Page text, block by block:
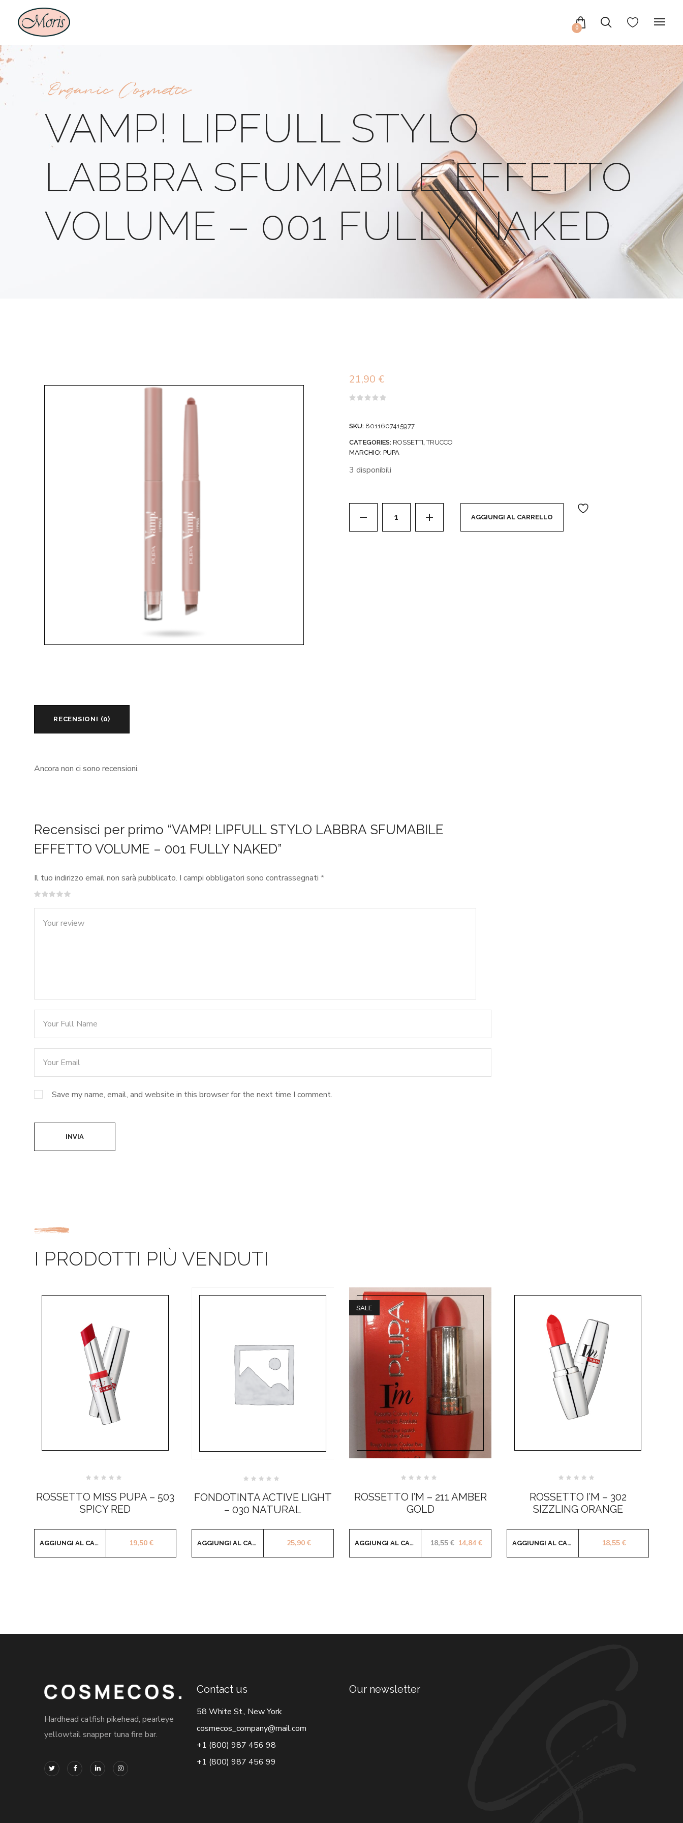
0
Organic Cosmetic
VAMP! LIPFULL STYLO
LABBRA SFUMABILE EFFETTO
VOLUME – 001 FULLY NAKED
21,90 €
5
SKU: 8011607415977
CATEGORIES: ROSSETTI,TRUCCO
MARCHIO: PUPA
3 disponibili
VAMP! LIPFULL STYLO LABBRA SFUMABILE EFFETTO VOLUME - 001 FULLY
AGGIUNGI AL CARRELLO
RECENSIONI (0)
Ancora non ci sono recensioni.
Recensisci per primo “VAMP! LIPFULL STYLO LABBRA SFUMABILE
EFFETTO VOLUME – 001 FULLY NAKED”
Il tuo indirizzo email non sarà pubblicato. I campi obbligatori sono contrassegnati *
Save my name, email, and website in this browser for the next time I comment.
INVIA
I PRODOTTI PIÙ VENDUTI
su
5
ROSSETTO MISS PUPA – 503
SPICY RED
19,50€
AGGIUNGI AL CARRELLO
su
5
FONDOTINTA ACTIVE LIGHT
– 030 NATURAL
25,90€
AGGIUNGI AL CARRELLO
SALE
su
5
ROSSETTO I’M – 211 AMBER
GOLD
18,55€ Il prezzo originale era: 18,55 €.
14,84€Il prezzo attuale è: 14,84 €.
AGGIUNGI AL CARRELLO
su
5
ROSSETTO I’M – 302
SIZZLING ORANGE
18,55€
AGGIUNGI AL CARRELLO
Hardhead catfish pikehead, pearleye
yellowtail snapper tuna fire bar.
Contact us
58 White St., New York
cosmecos_company@mail.com
+1 (800) 987 456 98
+1 (800) 987 456 99
Our newsletter